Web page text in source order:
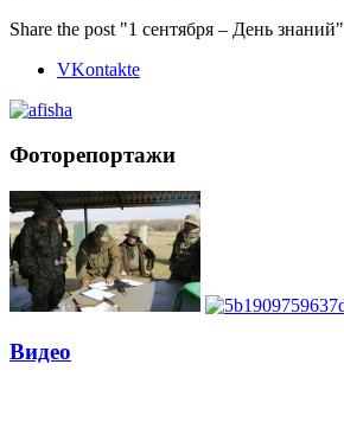
Share the post "1 сентября – День знаний"
VKontakte
Фоторепортажи
Видео